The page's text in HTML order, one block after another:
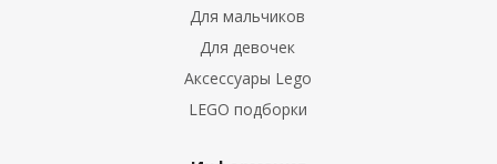
Для мальчиков
Для девочек
Аксессуары Lego
LEGO подборки